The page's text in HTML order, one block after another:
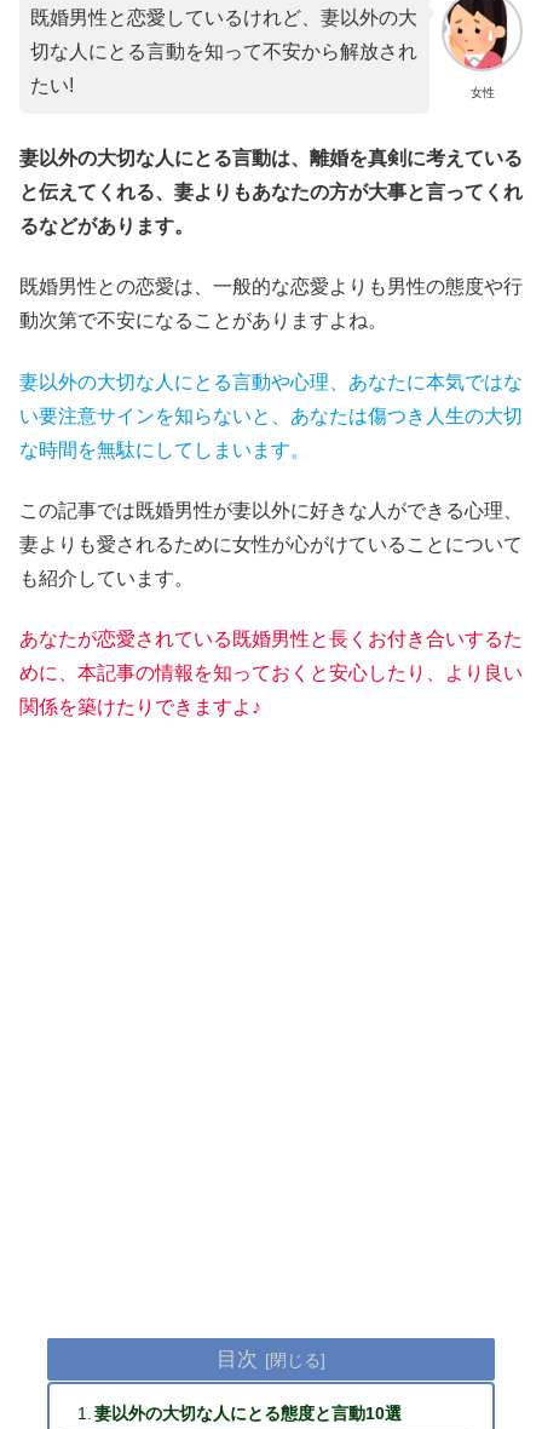
女性
既婚男性と恋愛しているけれど、妻以外の大
切な人にとる言動を知って不安から解放され
たい!
妻以外の大切な人にとる言動は、離婚を真剣に考えている
と伝えてくれる、妻よりもあなたの方が大事と言ってくれ
るなどがあります。
既婚男性との恋愛は、一般的な恋愛よりも男性の態度や行
動次第で不安になることがありますよね。
妻以外の大切な人にとる言動や心理、あなたに本気ではな
い要注意サインを知らないと、あなたは傷つき人生の大切
な時間を無駄にしてしまいます。
この記事では既婚男性が妻以外に好きな人ができる心理、
妻よりも愛されるために女性が心がけていることについて
も紹介しています。
あなたが恋愛されている既婚男性と長くお付き合いするた
めに、本記事の情報を知っておくと安心したり、より良い
関係を築けたりできますよ♪
目次
妻以外の大切な人にとる態度と言動10選